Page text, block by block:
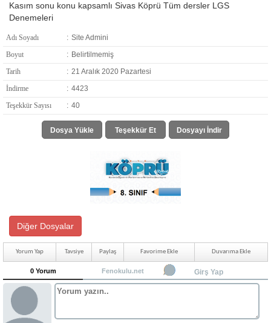
Kasım sonu konu kapsamlı Sivas Köprü Tüm dersler LGS
Denemeleri
Adı Soyadı : Site Admini
Boyut
: Belirtilmemiş
Tarih
: 21 Aralık 2020 Pazartesi
İndirme
: 4423
Teşekkür Sayısı
: 40
Dosya Yükle Teşekkür Et Dosyayı İndir
Diğer Dosyalar
Yorum Yap Tavsiye Paylaş Favorime Ekle Duvarıma Ekle
0 Yorum Fenokulu.net Girş Yap